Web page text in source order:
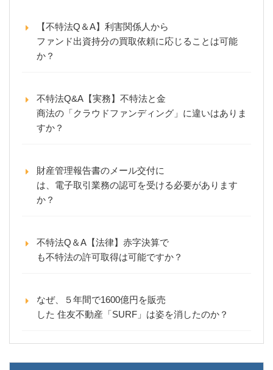
【不特法Q＆A】利害関係人から
ファンド出資持分の買取依頼に応じることは可能
か？
不特法Q&A【実務】不特法と金
商法の「クラウドファンディング」に違いはありま
すか？
財産管理報告書のメール交付に
は、電子取引業務の認可を受ける必要があります
か？
不特法Q＆A【法律】赤字決算で
も不特法の許可取得は可能ですか？
なぜ、５年間で1600億円を販売
した 住友不動産「SURF」は姿を消したのか？